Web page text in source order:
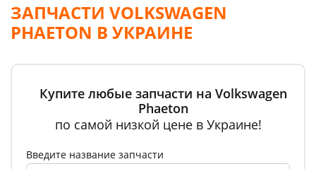
ЗАПЧАСТИ VOLKSWAGEN
PHAETON В УКРАИНЕ
Купите любые запчасти на Volkswagen
Phaeton
по самой низкой цене в Украине!
Введите название запчасти